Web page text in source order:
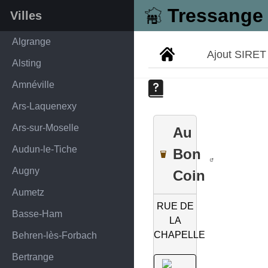
Tressange
Villes
Algrange
Alsting
Amnéville
Ars-Laquenexy
Ars-sur-Moselle
Audun-le-Tiche
Augny
Aumetz
Basse-Ham
Behren-lès-Forbach
Bertrange
Ajout SIRET
Au
Bon
Coin
RUE DE
LA
CHAPELLE